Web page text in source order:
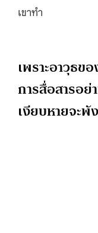
เขาทำ
เพราะอาวุธข
การสื่อสารอย่
เงียบหายจะพั